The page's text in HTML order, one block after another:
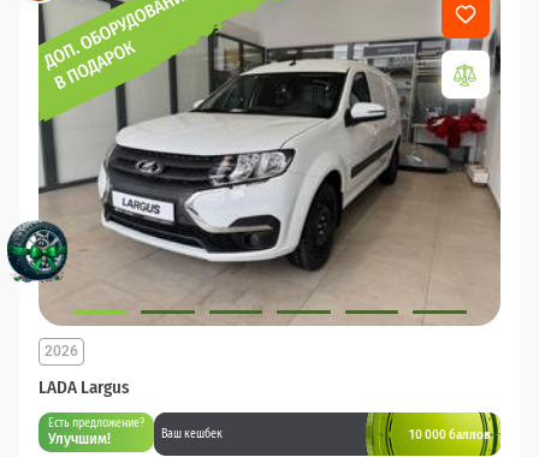
LADA Largus
2026
Есть предложение?
Улучшим! Ваш кешбек 10 000 баллов